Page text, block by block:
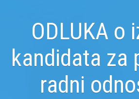
ODLUKA o
kandidata za
radni